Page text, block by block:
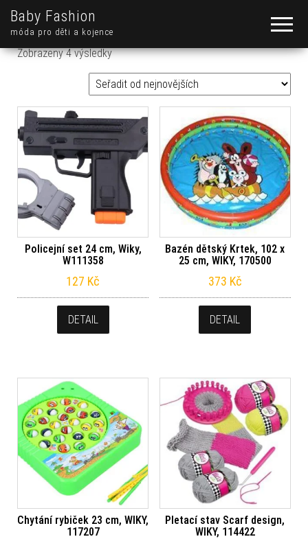
Baby Fashion
móda pro děti a kojence
Zobrazeny 4 výsledkySeřazeno od nejnovějších
Policejní set 24 cm, Wiky,
W111358
127 Kč
DETAIL
Bazén dětský Krtek, 102 x
25 cm, WIKY, 170500
373 Kč
DETAIL
Chytání rybiček 23 cm, WIKY,
117207
Pletací stav Scarf design,
WIKY, 114422